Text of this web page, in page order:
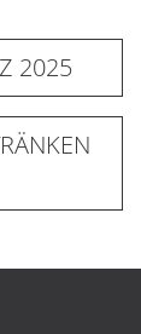
2025